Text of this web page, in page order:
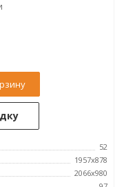
52
1957x878
2066x980